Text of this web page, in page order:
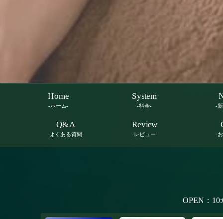
Home
-ホーム-
System
-料金- -
Q&A
-よくある質問-
Review
-レビュー- -
OPEN：